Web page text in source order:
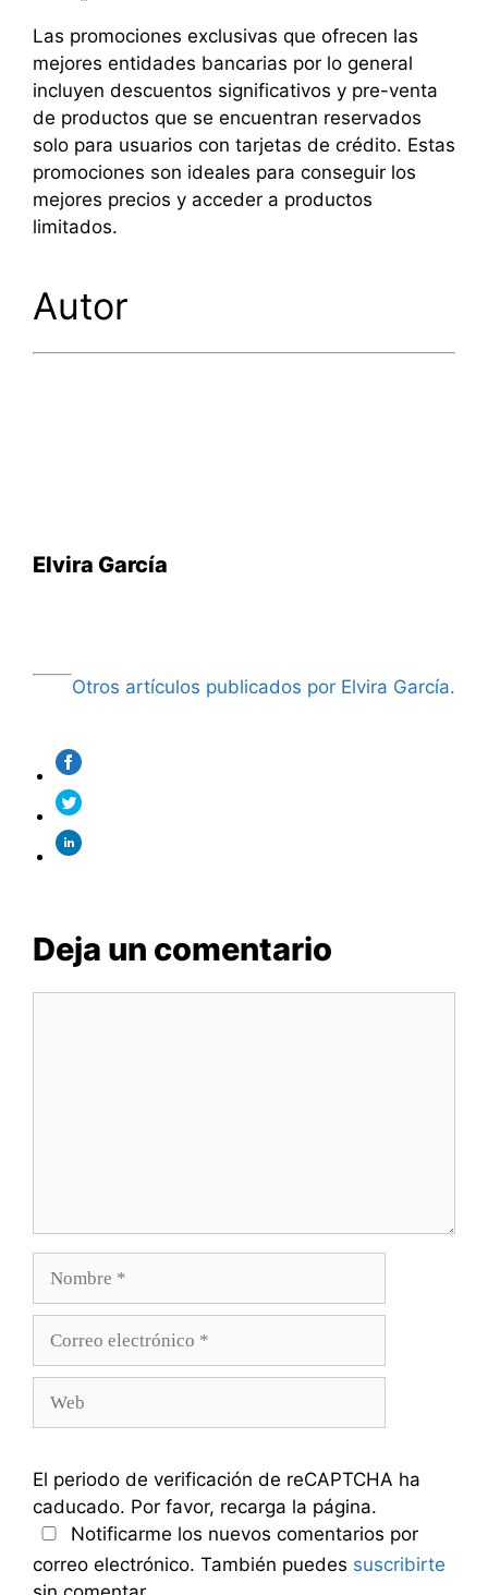
Las promociones exclusivas que ofrecen las
mejores entidades bancarias por lo general
incluyen descuentos significativos y pre-venta
de productos que se encuentran reservados
solo para usuarios con tarjetas de crédito. Estas
promociones son ideales para conseguir los
mejores precios y acceder a productos
limitados.
Autor
Elvira García
Otros artículos publicados por Elvira García.
Deja un comentario
electrónico
El periodo de verificación de reCAPTCHA ha
caducado. Por favor, recarga la página.
Notificarme los nuevos comentarios por
correo electrónico. También puedes suscribirte